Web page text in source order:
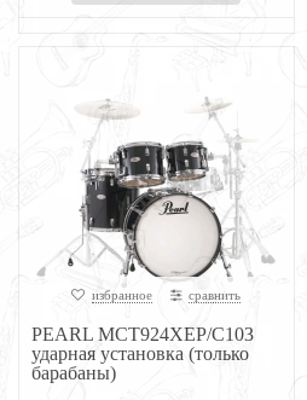
избранное сравнить
PEARL MCT924XEP/C103
ударная установка (только
барабаны)